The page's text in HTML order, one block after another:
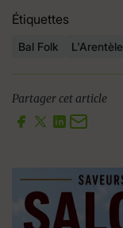
Étiquettes
Bal Folk L'Arentèle
Partager cet article